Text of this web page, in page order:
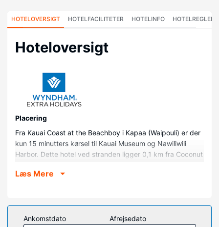
HOTELOVERSIGT HOTELFACILITETER HOTELINFO HOTELREGLER
Hoteloversigt
Placering
Fra Kauai Coast at the Beachboy i Kapaa (Waipouli) er der
kun 15 minutters kørsel til Kauai Museum og Nawiliwili
Harbor. Dette hotel ved stranden ligger 0,1 km fra Coconut
Værelser
køleskab og mikrobølgeovn. Værelserne har privat
terrasse. Med gratis Wi-Fi kan du altid komme på nettet,
Læs Mere
Ankomstdato Afrejsedato